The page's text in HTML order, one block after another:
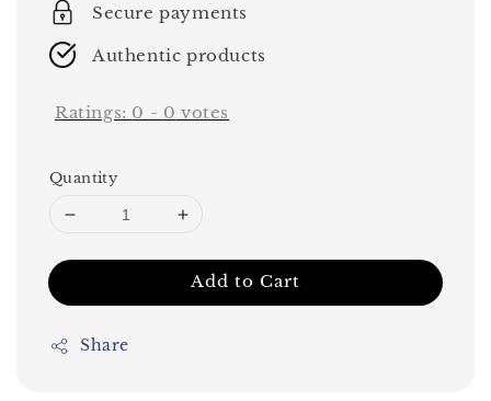
Secure payments
Authentic products
Ratings: 0 - 0 votes
Quantity
Add to Cart
Share